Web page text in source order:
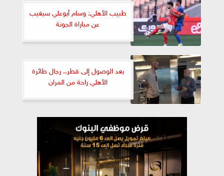
طبيب الأهلي: وسام أبوعلي سيغيب
عن مباراة الجونة
بعد الوصول إلى قطر.. رجال طائرة
الأهلي راحة من المران